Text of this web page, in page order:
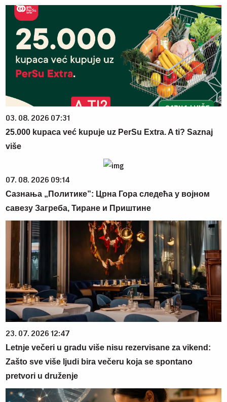
03. 08. 2026 07:31
25.000 kupaca već kupuje uz PerSu Extra. A ti? Saznaj
više
07. 08. 2026 09:14
Сазнања „Политике”: Црна Гора следећа у војном
савезу Загреба, Тиране и Приштине
23. 07. 2026 12:47
Letnje večeri u gradu više nisu rezervisane za vikend:
Zašto sve više ljudi bira večeru koja se spontano
pretvori u druženje